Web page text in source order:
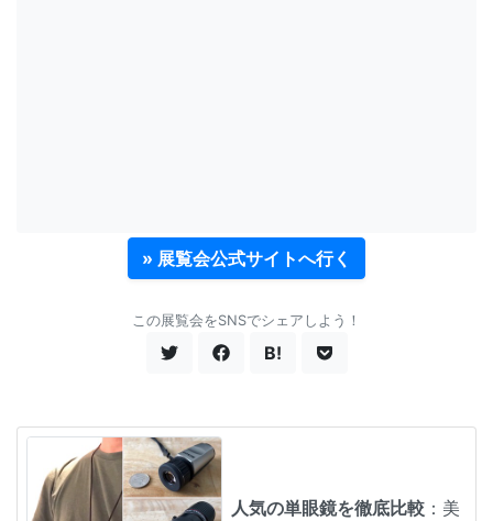
» 展覧会公式サイトへ行く
この展覧会をSNSでシェアしよう！
B!
人気の単眼鏡を徹底比較 ：美